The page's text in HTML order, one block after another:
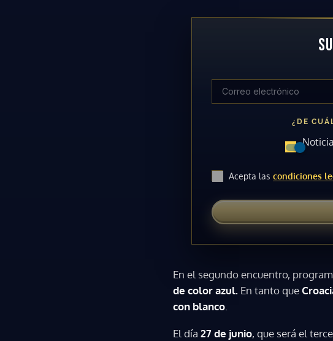
¿DE
Acepta las condiciones
En el segundo encuentro,
de color azul. En tanto que
con blanco
El día 27 de junio, que será el